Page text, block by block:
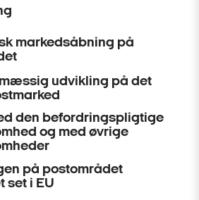
markedsåbning på
udvikling på det
den befordringspligtige
og med øvrige
på postområdet
set i EU